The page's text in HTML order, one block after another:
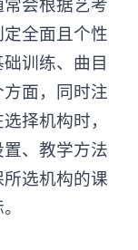
会根据艺考
全面且个性
训练、曲目
面，同时注
择机构时，
、教学方法
选机构的课